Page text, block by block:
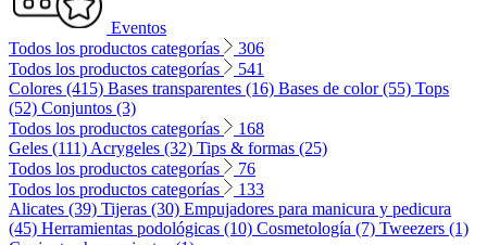
Eventos
Todos los productos categorías
306
Todos los productos categorías
541
Colores (415) Bases transparentes (16) Bases de color (55) Tops
(52) Conjuntos (3)
Todos los productos categorías
168
Geles (111) Acrygeles (32) Tips & formas (25)
Todos los productos categorías
76
Todos los productos categorías
133
Alicates (39) Tijeras (30) Empujadores para manicura y pedicura
(45) Herramientas podológicas (10) Cosmetología (7) Tweezers (1)